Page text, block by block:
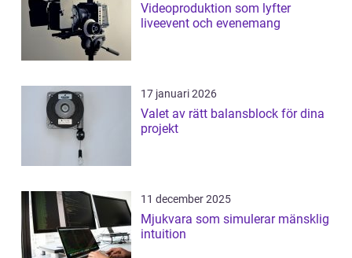
Videoproduktion som lyfter
liveevent och evenemang
17 januari 2026
Valet av rätt balansblock för dina
projekt
11 december 2025
Mjukvara som simulerar mänsklig
intuition